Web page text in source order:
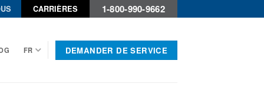
CARRIÈRES 1-800-990-9662
FR DEMANDER DE SERVICE